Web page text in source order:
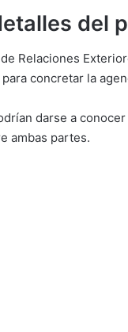
del
Relaciones
concretar la
darse a
ambas partes.